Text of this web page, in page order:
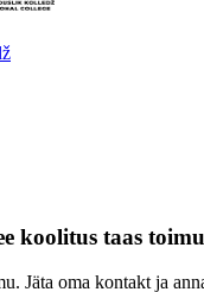
koolitus taas
Jäta oma kontakt ja